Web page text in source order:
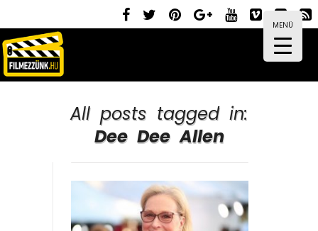
MENÜ
All posts tagged in:
Dee Dee Allen